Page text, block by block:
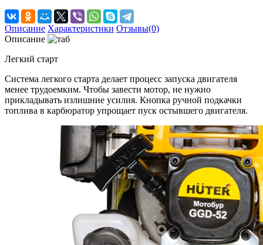
Описание Характеристики Отзывы(0)
Описание
Легкий старт
Система легкого старта делает процесс запуска двигателя
менее трудоемким. Чтобы завести мотор, не нужно
прикладывать излишние усилия. Кнопка ручной подкачки
топлива в карбюратор упрощает пуск остывшего двигателя.